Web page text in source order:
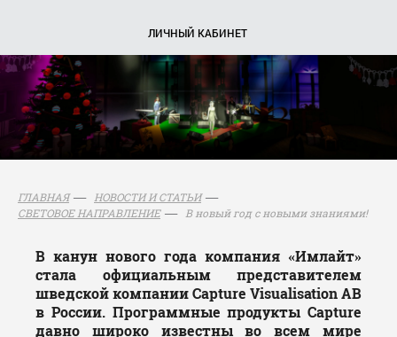
ЛИЧНЫЙ КАБИНЕТ
ГЛАВНАЯ
НОВОСТИ И СТАТЬИ
СВЕТОВОЕ НАПРАВЛЕНИЕ
В новый год с новыми знаниями!
В канун нового года компания «Имлайт»
стала официальным представителем
шведской компании Capture Visualisation AB
в России. Программные продукты Capture
давно широко известны во всем мире